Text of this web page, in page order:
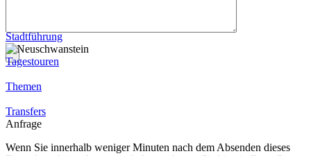
Stadtführung
Tagestouren
Themen
Transfers
Anfrage
Wenn Sie innerhalb weniger Minuten nach dem Absenden dieses